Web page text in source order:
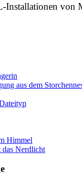
Installationen von
aus dem
Himmel
das Nerdlicht